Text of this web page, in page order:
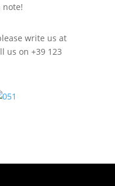
note!
write us at
us on +39 123